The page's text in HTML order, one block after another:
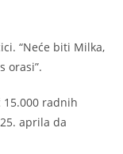
“Neće biti Milka,
orasi”.
15.000 radnih
aprila da